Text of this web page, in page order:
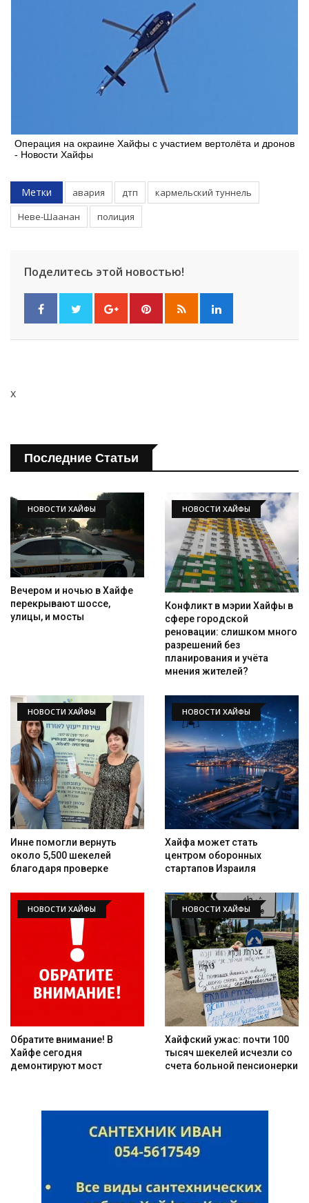
Операция на окраине Хайфы с участием вертолёта и дронов
- Новости Хайфы
Метки авария дтп
кармельский туннель
Неве-Шаанан
полиция
Поделитесь этой новостью!
x
Последние Статьи
НОВОСТИ ХАЙФЫ
Вечером и ночью в Хайфе
перекрывают шоссе,
улицы, и мосты
НОВОСТИ ХАЙФЫ
Конфликт в мэрии Хайфы в
сфере городской
реновации: слишком много
разрешений без
планирования и учёта
мнения жителей?
НОВОСТИ ХАЙФЫ
Инне помогли вернуть
около 5,500 шекелей
благодаря проверке
НОВОСТИ ХАЙФЫ
Хайфа может стать
центром оборонных
стартапов Израиля
НОВОСТИ ХАЙФЫ
Обратите внимание! В
Хайфе сегодня
демонтируют мост
НОВОСТИ ХАЙФЫ
Хайфский ужас: почти 100
тысяч шекелей исчезли со
счета больной пенсионерки